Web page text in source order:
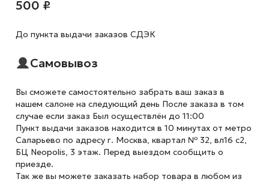
500 ₽
До пункта выдачи заказов СДЭК
Самовывоз
Вы сможете самостоятельно забрать ваш заказ в
нашем салоне на следующий день После заказа в том
случае если заказ Был осуществлён до 11:00
Пункт выдачи заказов находится в 10 минутах от метро
Саларьево по адресу г. Москва, квартал № 32, вл16 с2,
БЦ Neopolis, 3 этаж. Перед выездом сообщить о
приезде.
Так же вы можете заказать набор товара в любом из